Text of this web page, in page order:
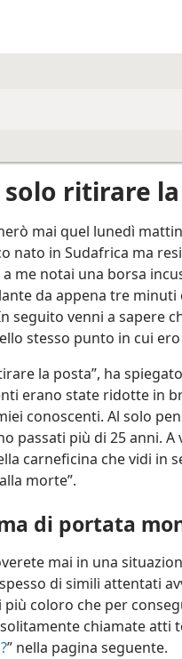
solo ritirare
mai quel lunedì
nato in Sudafrica ma
me notai una borsa
da appena tre
seguito venni a sapere
stesso punto in cui
la posta”, ha
erano state ridotte in
conoscenti. Al solo
passati più di 25 anni.
carneficina che vidi in
morte”.
di portata
mai in una
di simili attentati
più coloro che per
chiamate
” nella pagina seguente.